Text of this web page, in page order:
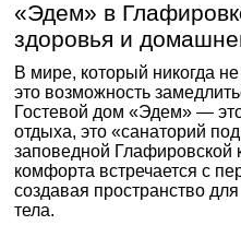
«Эдем» в
здоровья и
В мире, который никогда
это возможность
Гостевой дом «Эдем» —
отдыха, это «санаторий
заповедной Глафировской
комфорта встречается с
создавая пространство
тела.